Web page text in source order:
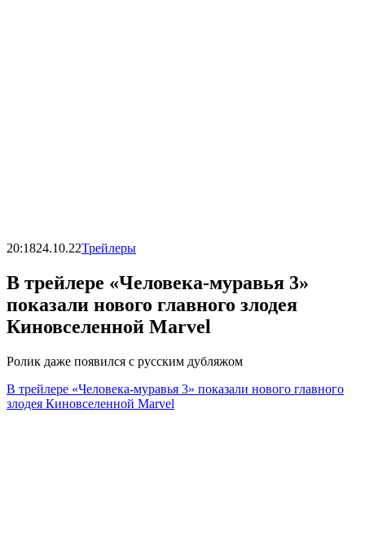
20:1824.10.22Трейлеры
В трейлере «Человека-муравья 3»
показали нового главного злодея
Киновселенной Marvel
Ролик даже появился с русским дубляжом
В трейлере «Человека-муравья 3» показали нового главного
злодея Киновселенной Marvel